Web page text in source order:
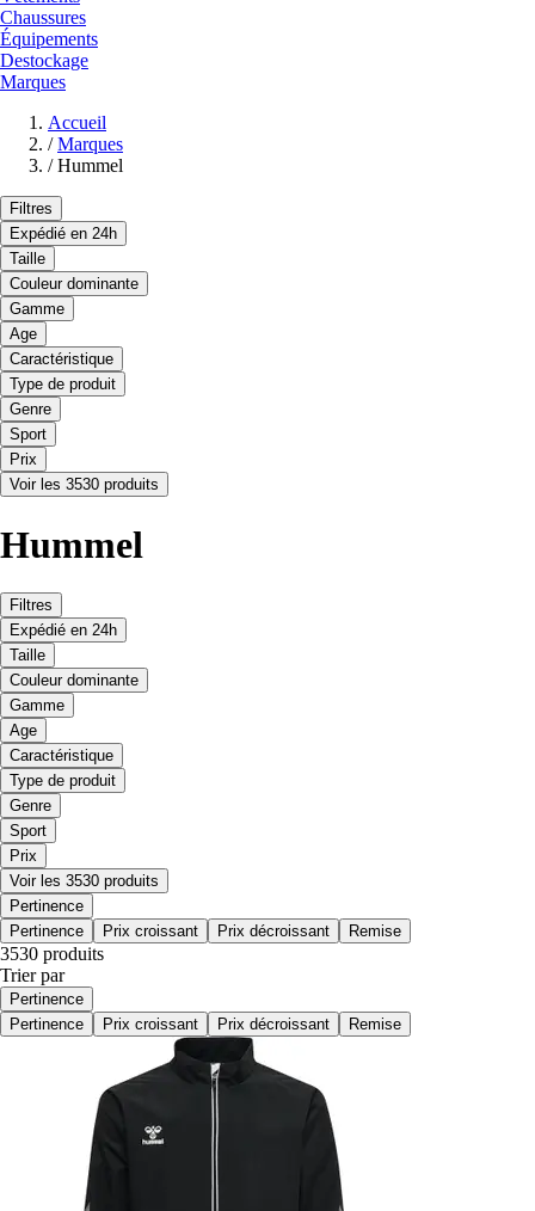
Chaussures
Équipements
Destockage
Marques
Accueil
/ Marques
/ Hummel
Filtres
Expédié en 24h
Taille
Couleur dominante
Gamme
Age
Caractéristique
Type de produit
Genre
Sport
Prix
Voir les 3530 produits
Hummel
Filtres
Expédié en 24h
Taille
Couleur dominante
Gamme
Age
Caractéristique
Type de produit
Genre
Sport
Prix
Voir les 3530 produits
Pertinence
Pertinence
Prix croissant Prix décroissant Remise
3530 produits
Trier par
Pertinence
Pertinence
Prix croissant Prix décroissant Remise